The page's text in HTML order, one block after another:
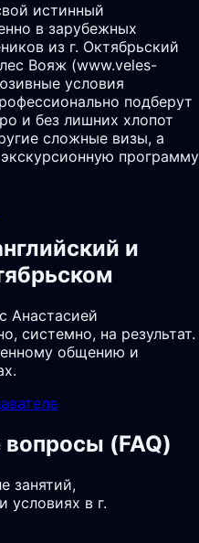
истинный
в зарубежных
из г. Октябрьский
Вояж (www.veles-
условия
подберут
и без лишних хлопот
сложные визы, а
программу
и
Анастасией
системно, на результат.
общению и
(FAQ)
занятий,
условиях в г.